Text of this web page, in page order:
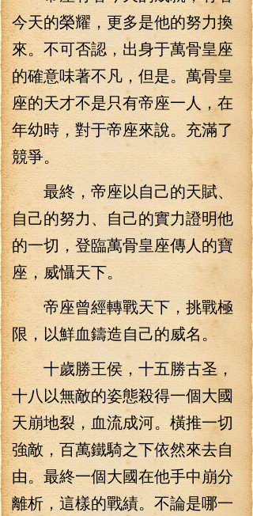
今天的榮耀，更多是他的努力換
來。不可否認，出身于萬骨皇座
的確意味著不凡，但是。萬骨皇
座的天才不是只有帝座一人，在
年幼時，對于帝座來說。充滿了
競爭。
最終，帝座以自己的天賦、
自己的努力、自己的實力證明他
的一切，登臨萬骨皇座傳人的寶
座，威懾天下。
帝座曾經轉戰天下，挑戰極
限，以鮮血鑄造自己的威名。
十歲勝王侯，十五勝古圣，
十八以無敵的姿態殺得一個大國
天崩地裂，血流成河。橫推一切
強敵，百萬鐵騎之下依然來去自
由。最終一個大國在他手中崩分
離析，這樣的戰績。不論是哪一